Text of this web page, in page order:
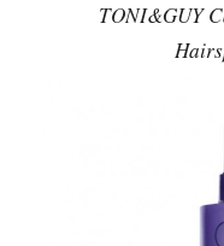
TONI&GUY